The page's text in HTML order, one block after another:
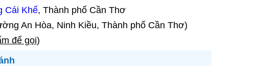
Cái Khế, Thành phố Cần Thơ
An Hòa, Ninh Kiều, Thành phố Cần Thơ)
để gọi)